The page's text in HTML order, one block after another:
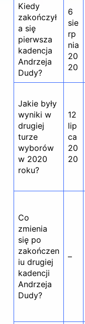
Kiedy
zakończył
a się
pierwsza
kadencja
Andrzeja
Dudy?
6
sie
rp
nia
20
20
Jakie były
wyniki w
drugiej
turze
wyborów
w 2020
roku?
12
lip
ca
20
20
Co
zmienia
się po
zakończen
iu drugiej
kadencji
Andrzeja
Dudy?
–